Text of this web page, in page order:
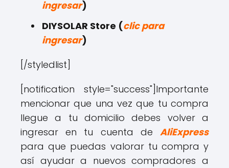
ingresar)
DIYSOLAR Store (clic para
ingresar)
[/styledlist]
[notification style="success"]Importante
mencionar que una vez que tu compra
llegue a tu domicilio debes volver a
ingresar en tu cuenta de AliExpress
para que puedas valorar tu compra y
así ayudar a nuevos compradores a